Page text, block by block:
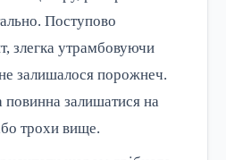
Поступово
злегка утрамбовуючи
залишалося порожнеч.
залишатися на
трохи вище.